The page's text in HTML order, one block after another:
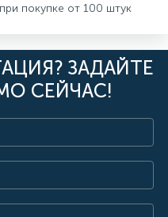
покупке от 100 штук
ЗАДАЙТЕ
СЕЙЧАС!